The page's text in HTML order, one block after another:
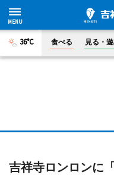
36°C 食べる 見る・
吉祥寺ロンロンに